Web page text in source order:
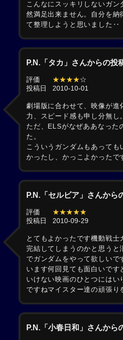
こんなにスッキリしないガ
然満足出来ません。自分を納
て整理しようと思いました‥
P.N.「タカ」さんからの投
評価 ★★★★☆
投稿日
2010-10-01
劇場版に合わせて、映像が進
力、スピード感も申し分無し。
ただ、ELSがなぜああなった
た。
こういうガンダムもあっても
かったし、かっこよかったで
P.N.「セルビア」さんから
評価
★★★★★
投稿日
2010-09-29
とてもよかったです機動戦士
完結してしまうのかと思うと
でガンダムをやって欲しいで
います何回見ても面白いです
いけない映画のひとつにはい
ですねマイスター達の頑張り
P.N.「小春日和」さんから